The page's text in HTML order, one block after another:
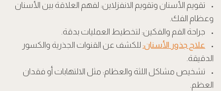
• تقويم الأسنان وتقويم الانفزلاين: لفهم العلاقة بين الأسنان
وعظام الفك.
• جراحة الفم والفكين: لتخطيط العمليات بدقة.
• علاج جذور الأسنان: للكشف عن القنوات الجذرية والكسور
الدقيقة.
• تشخيص مشاكل اللثة والعظام: مثل الالتهابات أو فقدان
العظم.